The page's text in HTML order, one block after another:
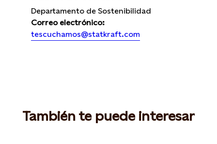
Departamento de Sostenibilidad
Correo electrónico:
tescuchamos@statkraft.com
También te puede interesar